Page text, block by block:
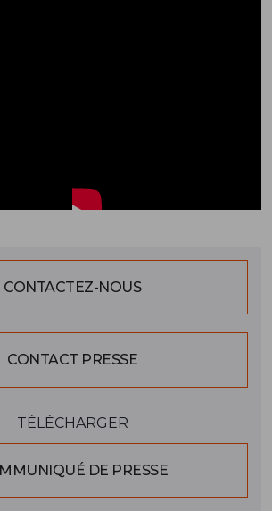
CONTACTEZ-NOUS
CONTACT PRESSE
TÉLÉCHARGER
DE PRESSE